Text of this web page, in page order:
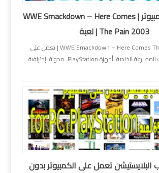
تعمل على الكمبيوتر | WWE Smackdown – Here Comes
The Pain 2003 | لعبة
لعبة | WWE Smackdown – Here Comes The Pain 2003 | تعمل على
الكمبيوتر أشهر ألعاب المصارعة الخاصة بأجهزة PlayStation محولة بإحترافية
البلايستيشن تعمل على الكمبيوتر بدون